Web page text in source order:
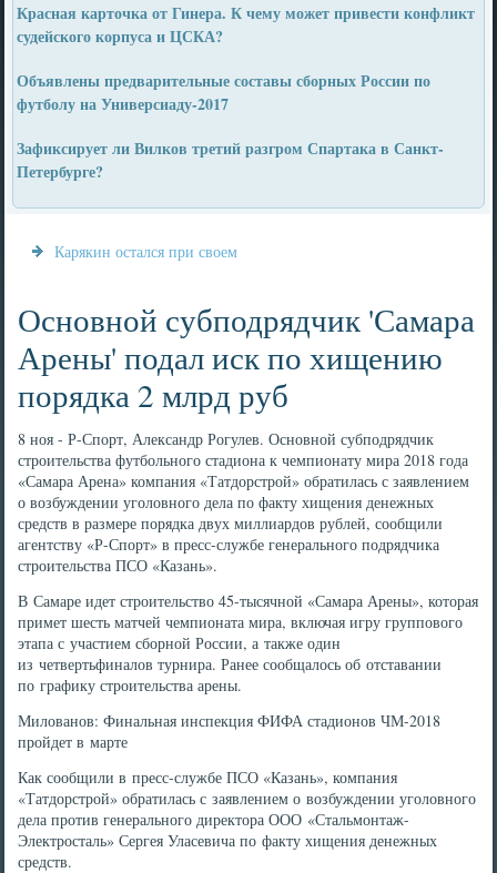
Красная карточка от Гинера. К чему может привести конфликт
судейского корпуса и ЦСКА?
Объявлены предварительные составы сборных России по
футболу на Универсиаду-2017
Зафиксирует ли Вилков третий разгром Спартака в Санкт-
Петербурге?
Карякин остался при своем
Основной субподрядчик 'Самара
Арены' подал иск по хищению
порядка 2 млрд руб
8 ноя - Р-Спорт, Александр Рогулев. Основной субподрядчик
строительства футбольного стадиона к чемпионату мира 2018 года
«Самара Арена» компания «Татдорстрой» обратилась с заявлением
о возбуждении уголовного дела по факту хищения денежных
средств в размере порядка двух миллиардов рублей, сообщили
агентству «Р-Спорт» в пресс-службе генерального подрядчика
строительства ПСО «Казань».
В Самаре идет строительство 45-тысячной «Самара Арены», которая
примет шесть матчей чемпионата мира, включая игру группового
этапа с участием сборной России, а также один
из четвертьфиналов турнира. Ранее сообщалось об отставании
по графику строительства арены.
Милованов: Финальная инспекция ФИФА стадионов ЧМ-2018
пройдет в марте
Как сообщили в пресс-службе ПСО «Казань», компания
«Татдорстрой» обратилась с заявлением о возбуждении уголовного
дела против генерального директора ООО «Стальмонтаж-
Электросталь» Сергея Уласевича по факту хищения денежных
средств.